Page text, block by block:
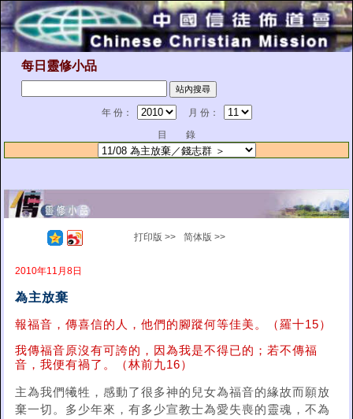
每日靈修小品
年 份：
月 份：
目 錄
打印版 >> 简体版 >>
2010年11月8日
為主放棄
報福音，傳喜信的人，他們的腳蹤何等佳美。（羅十15）
我傳福音原沒有可誇的，因為我是不得已的；若不傳福
音，我便有禍了。（林前九16）
主為我們犧牲，感動了很多神的兒女為福音的緣故而願放
棄一切。多少年來，有多少宣教士為愛失喪的靈魂，不為